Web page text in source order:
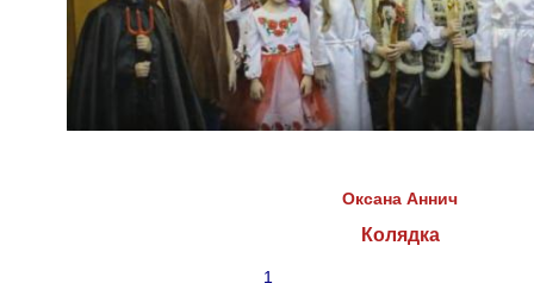
Оксана Аннич
Колядка
1